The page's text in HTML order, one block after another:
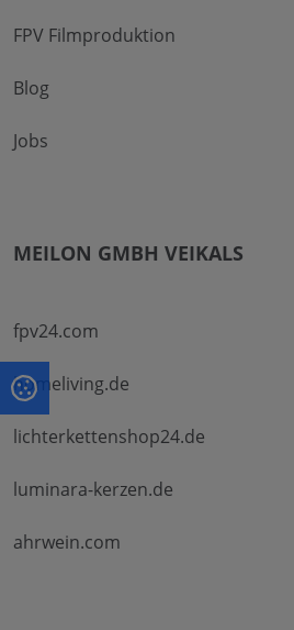
FPV Filmproduktion
Blog
Jobs
MEILON GMBH VEIKALS
fpv24.com
homeliving.de
lichterkettenshop24.de
luminara-kerzen.de
ahrwein.com